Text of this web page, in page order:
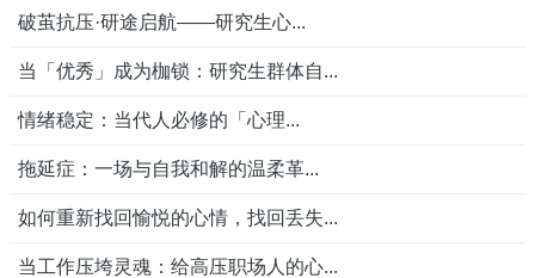
破茧抗压·研途启航——研究生心...
当「优秀」成为枷锁：研究生群体自...
情绪稳定：当代人必修的「心理...
拖延症：一场与自我和解的温柔革...
如何重新找回愉悦的心情，找回丢失...
当工作压垮灵魂：给高压职场人的心...